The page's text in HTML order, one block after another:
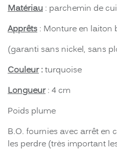
Matériau : parchemin de
Apprêts : Monture en laiton
(garanti sans nickel, sans
Couleur:turquoise
Longueur: 4 cm
Poids plume
B.O. fournies avec arrêt en
les perdre (très important